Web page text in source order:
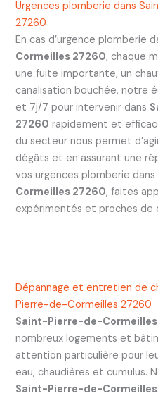
Urgences plomberie dans
27260
En cas d’urgence plomberie
Cormeilles 27260, chaque
une fuite importante, un
canalisation bouchée, notre
et 7j/7 pour intervenir dans
27260 rapidement et
du secteur nous permet
dégâts et en assurant une
vos urgences plomberie dans
Cormeilles 27260, faites
expérimentés et proches de
Dépannage et entretien de
Pierre-de-Cormeilles 27260
Saint-Pierre-de-
nombreux logements et
attention particulière pour
eau, chaudières et cumulus.
Saint-Pierre-de-